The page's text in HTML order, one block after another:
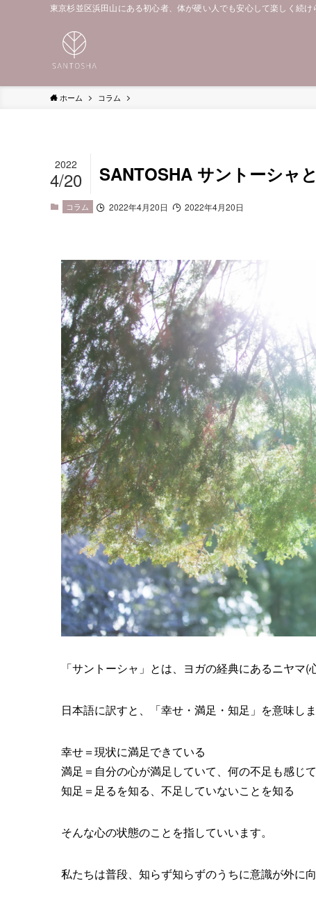
東京杉並区浜田山にある初心者、体が硬い人でも安心して楽しく続け
ホーム コラム
SANTOSHA サントーシャ
2022
4/20
コラム 2022年4月20日 2022年4月20日
「サントーシャ」とは、ヨガの経典にあるニヤマ
日本語に訳すと、「幸せ・満足・知足」を意味しま
幸せ＝現状に満足できている
満足＝自分の心が満足していて、何の不足も感じ
知足＝足るを知る、不足していないことを知る
そんな心の状態のことを指していいます。
私たちは普段、知らず知らずのうちに意識が外に向